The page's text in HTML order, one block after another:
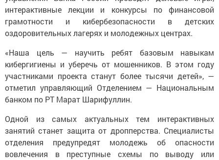
интерактивные лекции и конкурсы по финансовой
грамотности и кибербезопасности в детских
оздоровительных лагерях и молодежных центрах.
«Наша цель — научить ребят базовым навыкам
кибергигиены и уберечь от мошенников. В этом году
участниками проекта станут более тысячи детей», —
отметил управляющий Отделением — Национальным
банком по РТ Марат Шарифуллин.
Одной из самых актуальных тем интерактивных
занятий станет защита от дропперства. Специалисты
отделения предупредят молодежь об опасности
вовлечения в преступные схемы по выводу или